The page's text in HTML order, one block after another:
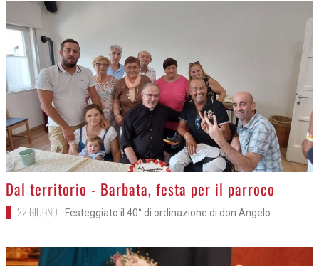
>
Dal territorio - Barbata, festa per il parroco
22 GIUGNO Festeggiato il 40° di ordinazione di don Angelo